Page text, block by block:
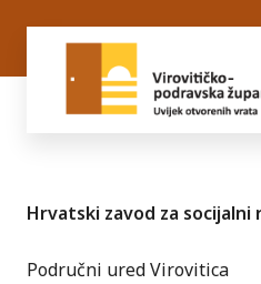
Hrvatski zavod za socijalni
Područni ured Virovitica